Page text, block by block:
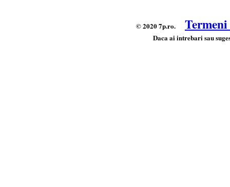
© 2020 7p.ro.
Daca ai intrebari sau